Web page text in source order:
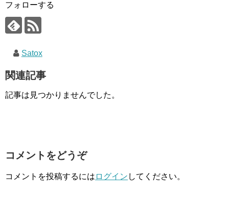
フォローする
Satox
関連記事
記事は見つかりませんでした。
コメントをどうぞ
コメントを投稿するには ログイン してください。